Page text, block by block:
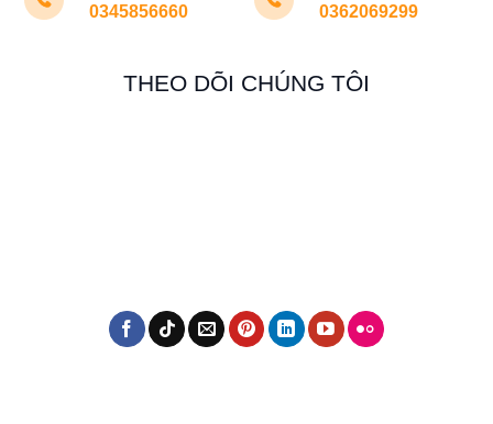
0345856660
0362069299
THEO DÕI CHÚNG TÔI